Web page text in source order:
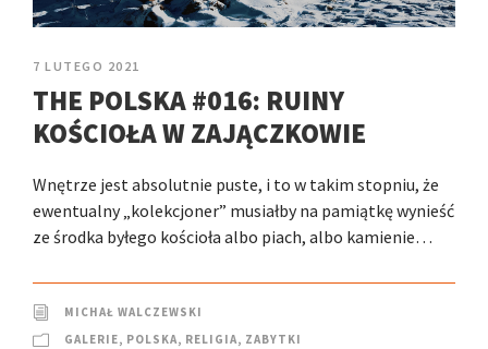
7 LUTEGO 2021
THE POLSKA #016: RUINY
KOŚCIOŁA W ZAJĄCZKOWIE
Wnętrze jest absolutnie puste, i to w takim stopniu, że
ewentualny „kolekcjoner” musiałby na pamiątkę wynieść
ze środka byłego kościoła albo piach, albo kamienie…
MICHAŁ WALCZEWSKI
GALERIE, POLSKA, RELIGIA, ZABYTKI